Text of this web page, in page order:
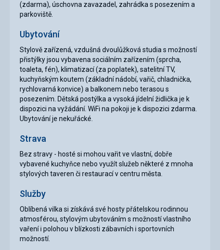
(zdarma), úschovna zavazadel, zahrádka s posezením a
parkoviště.
Ubytování
Stylově zařízená, vzdušná dvoulůžková studia s možností
přistýlky jsou vybavena sociálním zařízením (sprcha,
toaleta, fén), klimatizací (za poplatek), satelitní TV,
kuchyňským koutem (základní nádobí, vařič, chladnička,
rychlovarná konvice) a balkonem nebo terasou s
posezením. Dětská postýlka a vysoká jídelní židlička je k
dispozici na vyžádání. WiFi na pokoji je k dispozici zdarma.
Ubytování je nekuřácké.
Strava
Bez stravy - hosté si mohou vařit ve vlastní, dobře
vybavené kuchyňce nebo využít služeb některé z mnoha
stylových taveren či restaurací v centru města.
Služby
Oblíbená vilka si získává své hosty přátelskou rodinnou
atmosférou, stylovým ubytováním s možností vlastního
vaření i polohou v blízkosti zábavních i sportovních
možností.